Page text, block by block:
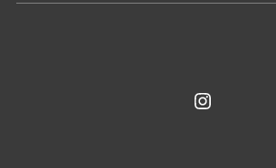
Instagram